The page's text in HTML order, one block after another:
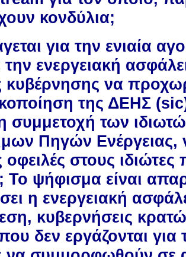
κονδύλια;
για την ενιαία
την ενεργειακή
κυβέρνησης να
της ΔΕΗΣ
συμμετοχή των
Πηγών Ενέργειας,
οφειλές στους
Το ψήφισμα είναι
η ενεργειακή
κυβερνήσεις
δεν εργάζονται